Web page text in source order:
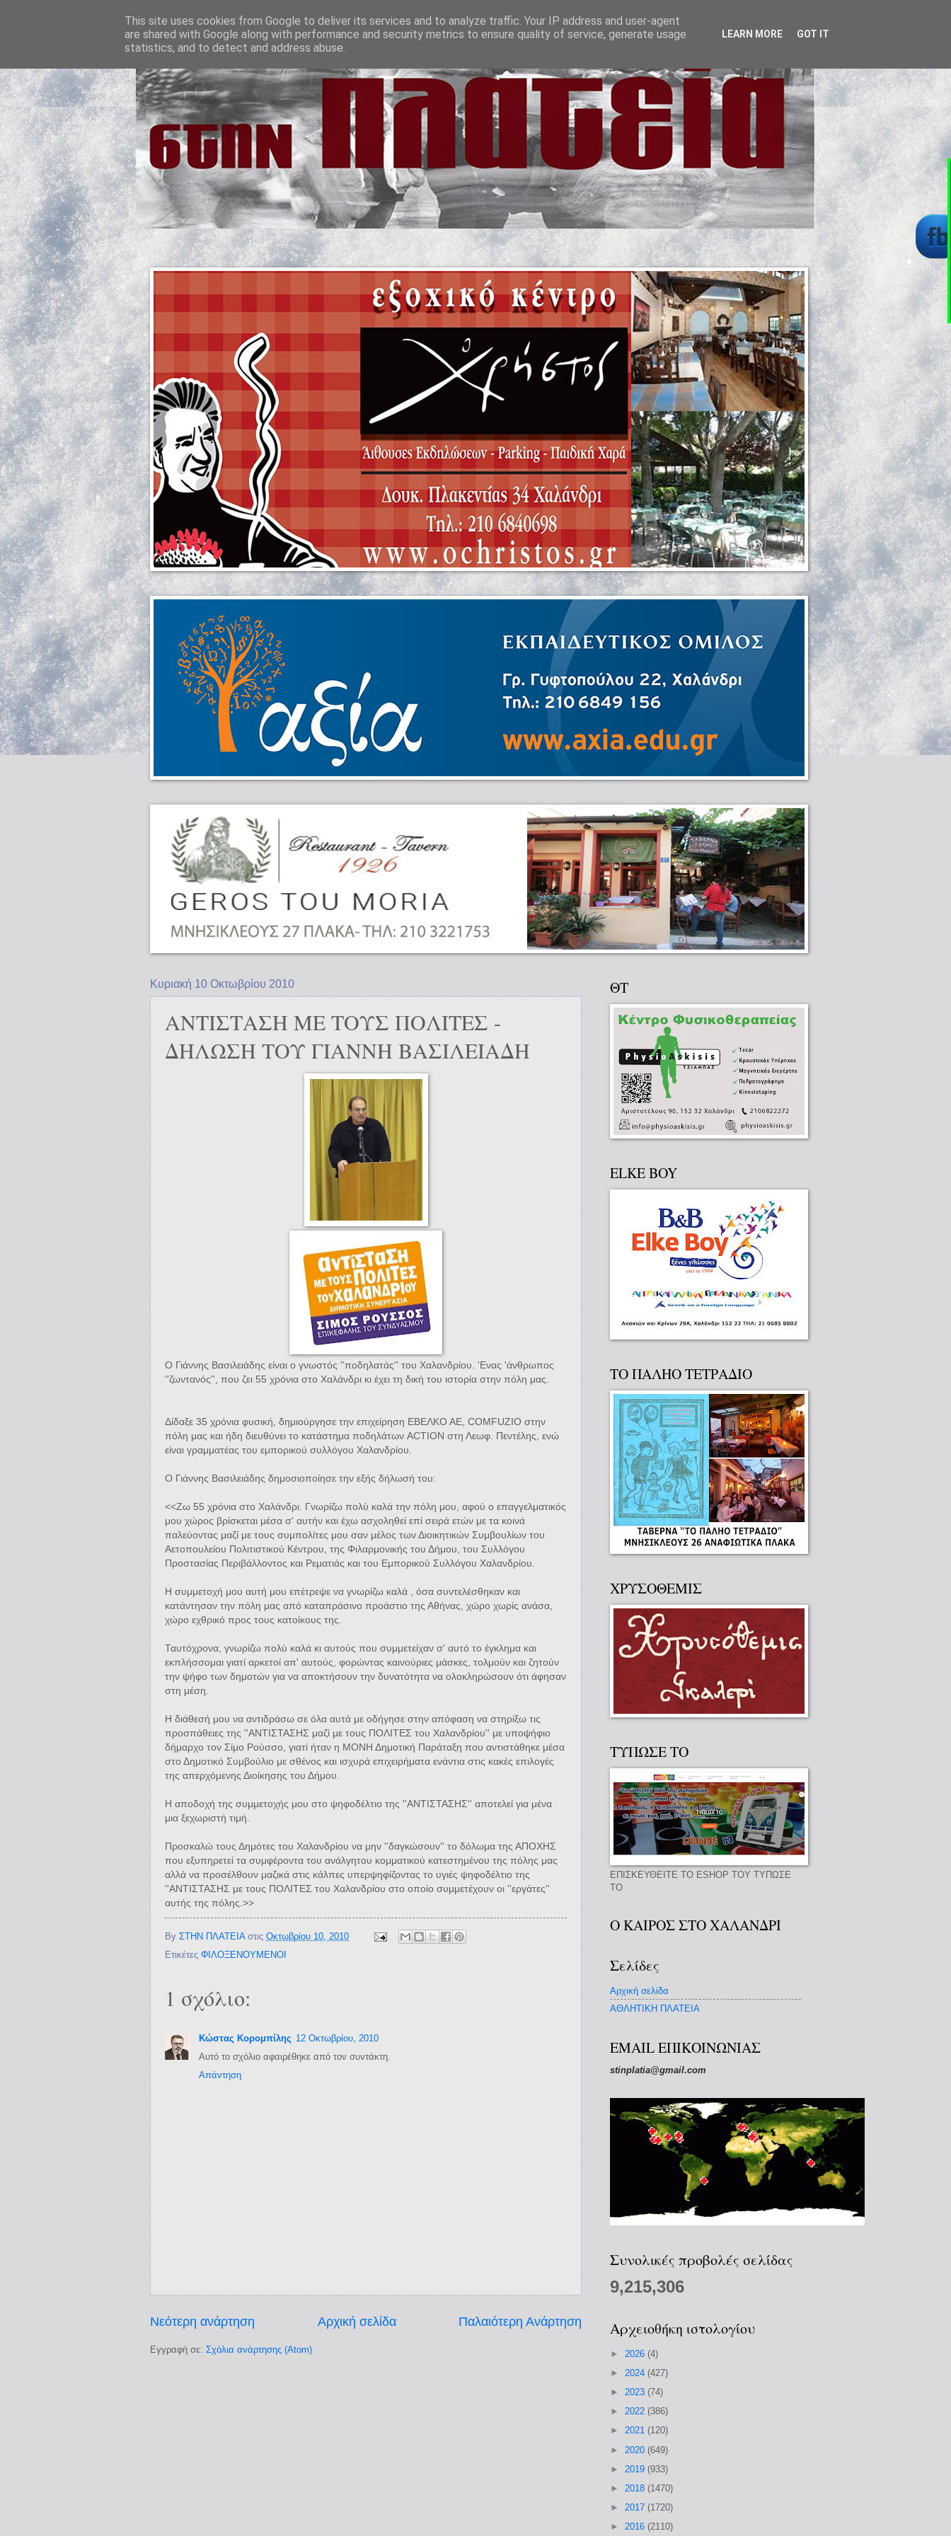
Κυριακή 10 Οκτωβρίου 2010
ΑΝΤΙΣΤΑΣΗ ΜΕ ΤΟΥΣ ΠΟΛΙΤΕΣ -
ΔΗΛΩΣΗ ΤΟΥ ΓΙΑΝΝΗ ΒΑΣΙΛΕΙΑΔΗ
Ο Γιάννης Βασιλειάδης είναι ο γνωστός ''ποδηλατάς'' του Χαλανδρίου. 'Ενας 'άνθρωπος
''ζωντανός'', που ζει 55 χρόνια στο Χαλάνδρι κι έχει τη δική του ιστορία στην πόλη μας.
Δίδαξε 35 χρόνια φυσική, δημιούργησε την επιχείρηση ΕΒΕΛΚΟ ΑΕ, COMFUZIO στην
πόλη μας και ήδη διευθύνει το κατάστημα ποδηλάτων ACTIOΝ στη Λεωφ. Πεντέλης, ενώ
είναι γραμματέας του εμπορικού συλλόγου Χαλανδρίου.
Ο Γιάννης Βασιλειάδης δημοσιοποίησε την εξής δήλωσή του:
<<Ζω 55 χρόνια στο Χαλάνδρι. Γνωρίζω πολύ καλά την πόλη μου, αφού ο επαγγελματικός
μου χώρος βρίσκεται μέσα σ' αυτήν και έχω ασχοληθεί επί σειρά ετών με τα κοινά
παλεύοντας μαζί με τους συμπολίτες μου σαν μέλος των Διοικητικών Συμβουλίων του
Αετοπουλείου Πολιτιστικού Κέντρου, της Φιλαρμονικής του Δήμου, του Συλλόγου
Προστασίας Περιβάλλοντος και Ρεματιάς και του Εμπορικού Συλλόγου Χαλανδρίου.
Η συμμετοχή μου αυτή μου επέτρεψε να γνωρίζω καλά , όσα συντελέσθηκαν και
κατάντησαν την πόλη μας από καταπράσινο προάστιο της Αθήνας, χώρο χωρίς ανάσα,
χώρο εχθρικό προς τους κατοίκους της.
Ταυτόχρονα, γνωρίζω πολύ καλά κι αυτούς που συμμετείχαν σ' αυτό το έγκλημα και
εκπλήσσομαι γιατί αρκετοί απ' αυτούς, φορώντας καινούριες μάσκες, τολμούν και ζητούν
την ψήφο των δημοτών για να αποκτήσουν την δυνατότητα να ολοκληρώσουν ότι άφησαν
στη μέση.
Η διάθεσή μου να αντιδράσω σε όλα αυτά με οδήγησε στην απόφαση να στηρίξω τις
προσπάθειες της ''ΑΝΤΙΣΤΑΣΗΣ μαζί με τους ΠΟΛΙΤΕΣ του Χαλανδρίου'' με υποψήφιο
δήμαρχο τον Σίμο Ρούσσο, γιατί ήταν η ΜΟΝΗ Δημοτική Παράταξη που αντιστάθηκε μέσα
στο Δημοτικό Συμβούλιο με σθένος και ισχυρά επιχειρήματα ενάντια στις κακές επιλογές
της απερχόμενης Διοίκησης του Δήμου.
Η αποδοχή της συμμετοχής μου στο ψηφοδέλτιο της ''ΑΝΤΙΣΤΑΣΗΣ'' αποτελεί για μένα
μια ξεχωριστή τιμή.
Προσκαλώ τους Δημότες του Χαλανδρίου να μην ''δαγκώσουν'' το δόλωμα της ΑΠΟΧΗΣ
που εξυπηρετεί τα συμφέροντα του ανάλγητου κομματικού κατεστημένου της πόλης μας
αλλά να προσέλθουν μαζικά στις κάλπες υπερψηφίζοντας το υγιές ψηφοδέλτιο της
''ΑΝΤΙΣΤΑΣΗΣ με τους ΠΟΛΙΤΕΣ του Χαλανδρίου στο οποίο συμμετέχουν οι ''εργάτες''
αυτής της πόλης.>>
By ΣΤΗΝ ΠΛΑΤΕΙΑ στις Οκτωβρίου 10, 2010
Ετικέτες ΦΙΛΟΞΕΝΟΥΜΕΝΟΙ
1 σχόλιο:
Κώστας Κορομπίλης 12 Οκτωβρίου, 2010
Αυτό το σχόλιο αφαιρέθηκε από τον συντάκτη.
Απάντηση
Νεότερη ανάρτηση Παλαιότερη Ανάρτηση
Αρχική σελίδα
Εγγραφή σε: Σχόλια ανάρτησης (Atom)
ΘΤ
ELKE BOY
ΤΟ ΠΑΛΗΟ ΤΕΤΡΑΔΙΟ
ΧΡΥΣΟΘΕΜΙΣ
ΤΥΠΩΣΕ ΤΟ
ΕΠΙΣΚΕΥΘΕΙΤΕ ΤΟ ESHOP ΤΟΥ ΤΥΠΩΣΕ
ΤΟ
Ο ΚΑΙΡΟΣ ΣΤΟ ΧΑΛΑΝΔΡΙ
Σελίδες
Αρχική σελίδα
ΑΘΛΗΤΙΚΗ ΠΛΑΤΕΙΑ
EMAIL ΕΠΙΚΟΙΝΩΝΙΑΣ
stinplatia@gmail.com
Συνολικές προβολές σελίδας
9,215,306
Αρχειοθήκη ιστολογίου
► 2026 (4)
► 2024 (427)
► 2023 (74)
► 2022 (386)
► 2021 (120)
► 2020 (649)
► 2019 (933)
► 2018 (1470)
► 2017 (1720)
► 2016 (2110)
This site uses cookies from Google to deliver its services and to analyze traffic. Your IP address and user-agent
are shared with Google along with performance and security metrics to ensure quality of service, generate usage
statistics, and to detect and address abuse.
LEARN MORE GOT IT